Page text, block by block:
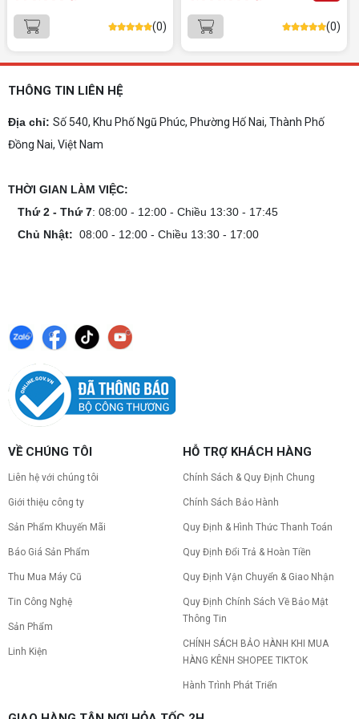
Bạn tìm laptop cho sinh viên dưới 15 triệu mượt
mà, bền bỉ? Xem ngay gợi ý các thương hiệu
laptop bền, cấu hình mạnh cho sinh viên sử dụng
4 năm đại học.
cầu uy tín, tối ưu cấu hình xử lý 3D và dựng video
mượt mà. Đăng ký nhận tư vấn và báo giá chi tiết
2026 theo ngân sách và ngành học: tiêu chí
trước khi mua.
game mượt mà!
Cách tính công suất nguồn PC chi tiết dễ
Cách tính công suất nguồn PC giúp bạn chọn PSU
phù hợp, đảm bảo hệ thống vận hành ổn định và
tối ưu chi phí. Xem ngay hướng dẫn tại đây
Hướng dẫn kiểm tra tương thích linh kiện PC trước
khi build: socket CPU mainboard, chuẩn RAM,
nguồn cho VGA và kích thước case. Có checklist
Nâng cấp pc nên nâng gì trước để tối ưu chi phí và
nâng cấp linh kiện PC chi tiết trong bài viết này!
PC gaming nóng quạt kêu to: Nguyên
nhân và Cách khắc phục
Tình trạng PC gaming nóng quạt kêu to khiến
nguyên nhân và cách khắc phục hiệu quả để máy
CPU AMD Ryzen 7 7700X3D full box mới
(0) (0)
THÔNG TIN LIÊN HỆ
Địa chỉ: Số 540, Khu Phố Ngũ Phúc, Phường Hố Nai, Thành Phố
Đồng Nai, Việt Nam
THỜI GIAN LÀM VIỆC:
Thứ 2 - Thứ 7: 08:00 - 12:00 - Chiều 13:30 - 17:45
Chủ Nhật: 08:00 - 12:00 - Chiều 13:30 - 17:00
VỀ CHÚNG TÔI
Liên hệ với chúng tôi
Giới thiệu công ty
Sản Phẩm Khuyến Mãi
Báo Giá Sản Phẩm
Thu Mua Máy Cũ
Tin Công Nghệ
Sản Phẩm
Linh Kiện
HỖ TRỢ KHÁCH HÀNG
Chính Sách & Quy Định Chung
Chính Sách Bảo Hành
Quy Định & Hình Thức Thanh Toán
Quy Định Đổi Trả & Hoàn Tiền
Quy Định Vận Chuyển & Giao Nhận
Quy Định Chính Sách Về Bảo Mật
Thông Tin
CHÍNH SÁCH BẢO HÀNH KHI MUA
HÀNG KÊNH SHOPEE TIKTOK
Hành Trình Phát Triển